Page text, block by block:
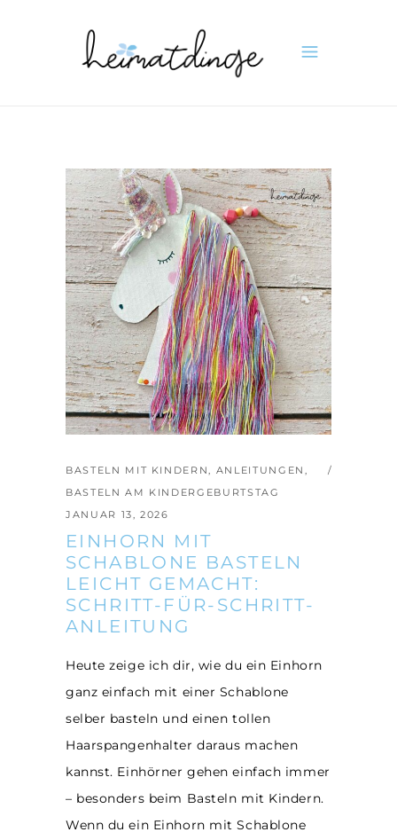
BASTELN MIT KINDERN, ANLEITUNGEN ,
BASTELN AM KINDERGEBURTSTAG
JANUAR 13, 2026
EINHORN MIT
SCHABLONE BASTELN
LEICHT GEMACHT:
SCHRITT-FÜR-SCHRITT-
ANLEITUNG
Heute zeige ich dir, wie du ein Einhorn
ganz einfach mit einer Schablone
selber basteln und einen tollen
Haarspangenhalter daraus machen
kannst. Einhörner gehen einfach immer
– besonders beim Basteln mit Kindern.
Wenn du ein Einhorn mit Schablone